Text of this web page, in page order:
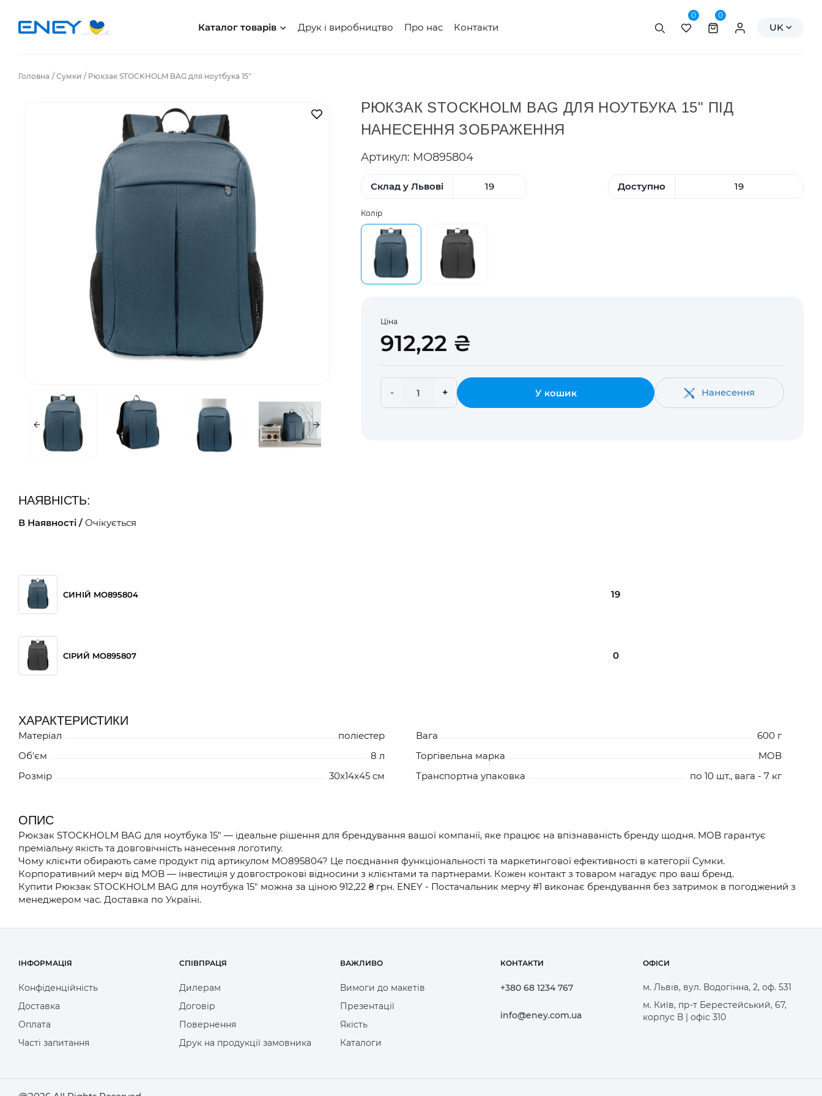
Каталог товарів Друк і виробництво Про нас Контакти Пошук
0 0
Персональні
UK
Головна Сумки Рюкзак STOCKHOLM BAG для ноутбука 15"
В закладкиРЮКЗАК STOCKHOLM BAG ДЛЯ НОУТБУКА 15" ПІД
НАНЕСЕННЯ ЗОБРАЖЕННЯ
Артикул: MO895804
Склад у Львові 19 Доступно 19
Колір
Ціна
912,22 ₴
- + У кошик Нанесення
НАЯВНІСТЬ:
В Наявності / Очікується
СИНІЙ MO895804 19
СІРИЙ MO895807 0
ХАРАКТЕРИСТИКИ
Матеріал
поліестер
Об'єм
8 л
Розмір
30x14x45 cм
Вага
600 г
Торгівельна марка
MOB
Транспортна упаковка
по 10 шт., вага - 7 кг
ОПИС
Рюкзак STOCKHOLM BAG для ноутбука 15" — ідеальне рішення для брендування вашої компанії, яке працює на впізнаваність бренду щодня. MOB гарантує
преміальну якість та довговічність нанесення логотипу.
Чому клієнти обирають саме продукт під артикулом MO895804? Це поєднання функціональності та маркетингової ефективності в категорії Сумки.
Корпоративний мерч від MOB — інвестиція у довгострокові відносини з клієнтами та партнерами. Кожен контакт з товаром нагадує про ваш бренд.
Купити Рюкзак STOCKHOLM BAG для ноутбука 15" можна за ціною 912,22 ₴ грн. ENEY - Постачальник мерчу #1 виконає брендування без затримок в погоджений з
менеджером час. Доставка по Україні.
ІНФОРМАЦІЯ
Конфіденційність
Доставка
Оплата
Часті запитання
СПІВПРАЦЯ
Дилерам
Договір
Повернення
Друк на продукції замовника
ВАЖЛИВО
Вимоги до макетів
Презентації
Якість
Каталоги
КОНТАКТИ
+380 68 1234 767
info@eney.com.ua
ОФІСИ
м. Львів, вул. Водогінна, 2, оф. 531
м. Київ, пр-т Берестейський, 67,
корпус В | офіс 310